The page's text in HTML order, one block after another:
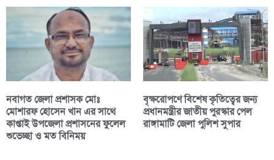
নবাগত জেলা প্রশাসক মোঃ
মোশারফ হোসেন খান এর সাথে
কাপ্তাই উপজেলা প্রশাসনের ফুলেল
শুভেচ্ছা ও মত বিনিময়
বৃক্ষরোপণে বিশেষ কৃতিত্বের জন্য
প্রধানমন্ত্রীর জাতীয় পুরস্কার পেল
রাঙ্গামাটি জেলা পুলিশ সুপার